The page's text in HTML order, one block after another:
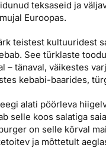
teksaseid ja
Euroopas.
teistest kultuuridest
See türklaste
– tänaval, väikestes
kebabi-baarides,
alati pöörleva
selle koos salatiga
on selle kõrval
ja mõttetult